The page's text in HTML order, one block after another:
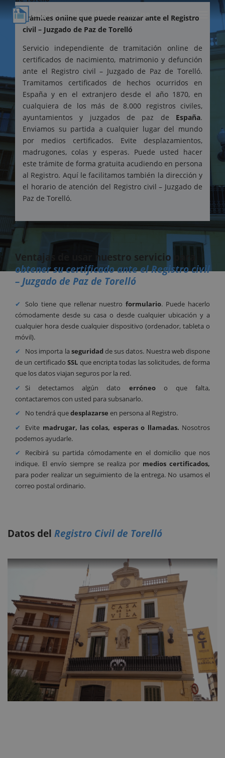
Trámites online que puede realizar ante el Registro
civil – Juzgado de Paz de Torelló
Servicio independiente de tramitación online de
certificados de nacimiento, matrimonio y defunción
ante el Registro civil – Juzgado de Paz de Torelló.
Tramitamos certificados de hechos ocurridos en
España y en el extranjero desde el año 1870, en
cualquiera de los más de 8.000 registros civiles,
ayuntamientos y juzgados de paz de España.
Enviamos su partida a cualquier lugar del mundo
por medios certificados. Evite desplazamientos,
madrugones, colas y esperas. Puede usted hacer
este trámite de forma gratuita acudiendo en persona
al Registro. Aquí le facilitamos también la dirección y
el horario de atención del Registro civil – Juzgado de
Paz de Torelló.
Ventajas de usar nuestro servicio para
obtener su certificado ante el Registro civil
– Juzgado de Paz de Torelló
Solo tiene que rellenar nuestroformulario. Puede hacerlo
cómodamente desde su casa o desde cualquier ubicación y a
cualquier hora desde cualquier dispositivo (ordenador, tableta o
móvil).
Nos importa la seguridadde sus datos. Nuestra web dispone
de un certificadoSSL que encripta todas las solicitudes, de forma
que los datos viajan seguros por la red.
Si detectamos algún dato erróneoo que falta,
contactaremos con usted para subsanarlo.
No tendrá quedesplazarse en persona al Registro.
Evite madrugar, las colas, esperas o llamadas. Nosotros
podemos ayudarle.
Recibirá su partida cómodamente en el domicilio que nos
indique. El envío siempre se realiza por medios certificados,
para poder realizar un seguimiento de la entrega. No usamos el
correo postal ordinario.
Datos del Registro Civil de Torelló